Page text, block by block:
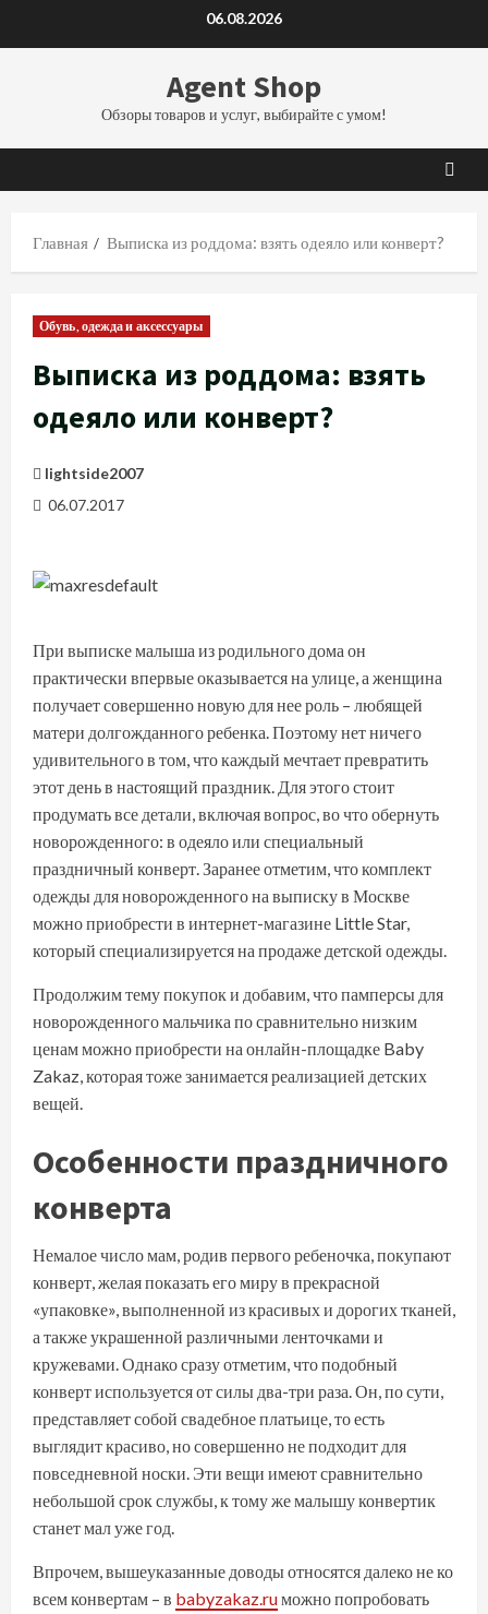
06.08.2026
Agent Shop
Обзоры товаров и услуг, выбирайте с умом!
Главная Выписка из роддома: взять одеяло или конверт?
Обувь, одежда и аксессуары
Выписка из роддома: взять
одеяло или конверт?
lightside2007
06.07.2017
При выписке малыша из родильного дома он
практически впервые оказывается на улице, а женщина
получает совершенно новую для нее роль – любящей
матери долгожданного ребенка. Поэтому нет ничего
удивительного в том, что каждый мечтает превратить
этот день в настоящий праздник. Для этого стоит
продумать все детали, включая вопрос, во что обернуть
новорожденного: в одеяло или специальный
праздничный конверт. Заранее отметим, что комплект
одежды для новорожденного на выписку в Москве
можно приобрести в интернет-магазине Little Star,
который специализируется на продаже детской одежды.
Продолжим тему покупок и добавим, что памперсы для
новорожденного мальчика по сравнительно низким
ценам можно приобрести на онлайн-площадке Baby
Zakaz, которая тоже занимается реализацией детских
вещей.
Особенности праздничного
конверта
Немалое число мам, родив первого ребеночка, покупают
конверт, желая показать его миру в прекрасной
«упаковке», выполненной из красивых и дорогих тканей,
а также украшенной различными ленточками и
кружевами. Однако сразу отметим, что подобный
конверт используется от силы два-три раза. Он, по сути,
представляет собой свадебное платьице, то есть
выглядит красиво, но совершенно не подходит для
повседневной носки. Эти вещи имеют сравнительно
небольшой срок службы, к тому же малышу конвертик
станет мал уже год.
Впрочем, вышеуказанные доводы относятся далеко не ко
всем конвертам – в babyzakaz.ruможно попробовать